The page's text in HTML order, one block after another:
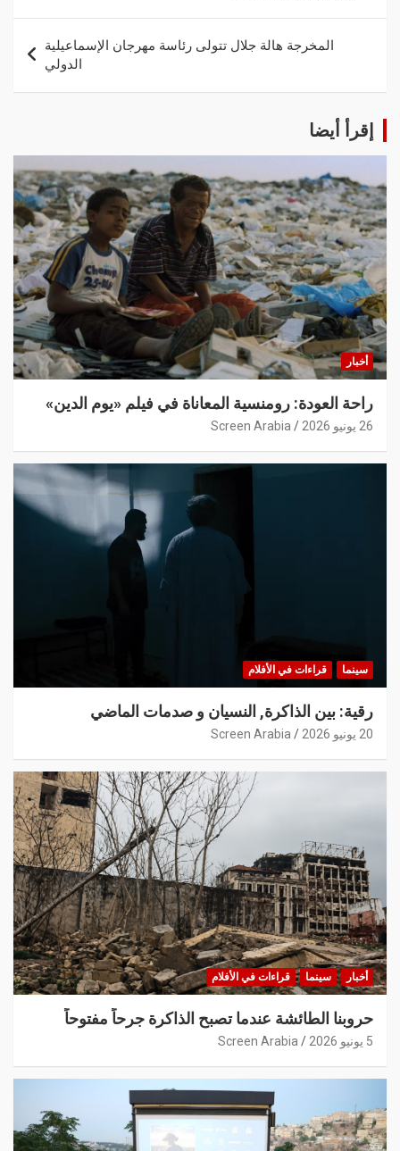
المخرجة هالة جلال تتولى رئاسة مهرجان الإسماعيلية
الدولي
إقرأ أيضا
أخبار
راحة العودة: رومنسية المعاناة في فيلم «يوم الدين»
26 يونيو 2026 Screen Arabia
سينما قراءات في الأفلام
رقية: بين الذاكرة, النسيان و صدمات الماضي
20 يونيو 2026 Screen Arabia
أخبار سينما قراءات في الأفلام
حروبنا الطائشة عندما تصبح الذاكرة جرحاً مفتوحاً
5 يونيو 2026 Screen Arabia